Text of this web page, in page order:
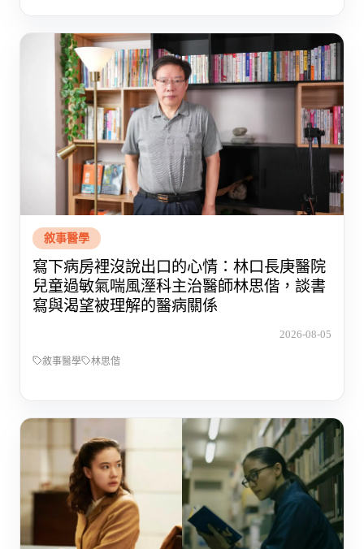
敘事醫學
寫下病房裡沒說出口的心情：林口長庚醫院
兒童過敏氣喘風溼科主治醫師林思偕，談書
寫與渴望被理解的醫病關係
2026-08-05
敘事醫學 林思偕